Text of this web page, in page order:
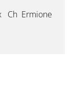
Ch Ermione